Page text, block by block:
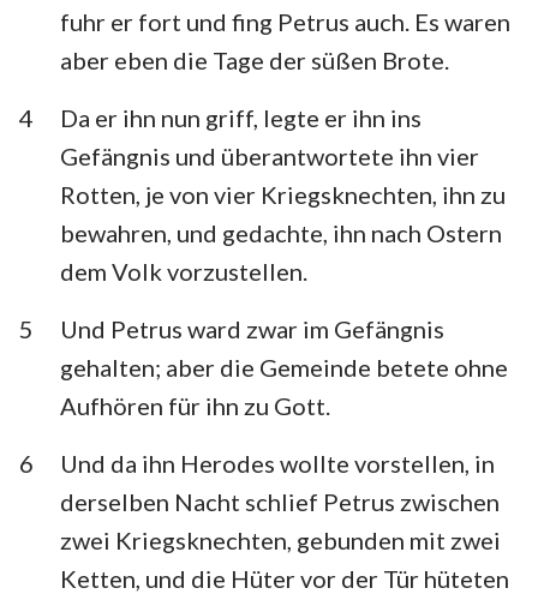
fuhr er fort und fing Petrus auch. Es waren
aber eben die Tage der süßen Brote.
4
Da er ihn nun griff, legte er ihn ins
Gefängnis und überantwortete ihn vier
Rotten, je von vier Kriegsknechten, ihn zu
bewahren, und gedachte, ihn nach Ostern
dem Volk vorzustellen.
5
Und Petrus ward zwar im Gefängnis
gehalten; aber die Gemeinde betete ohne
Aufhören für ihn zu Gott.
6
Und da ihn Herodes wollte vorstellen, in
derselben Nacht schlief Petrus zwischen
zwei Kriegsknechten, gebunden mit zwei
Ketten, und die Hüter vor der Tür hüteten